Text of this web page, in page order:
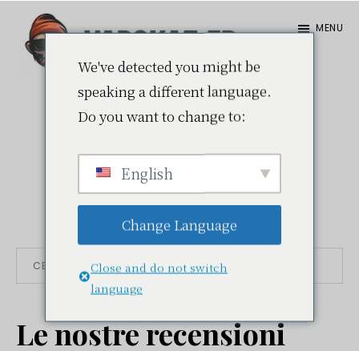
Passa
contenuto
Passa
alla
barra
Vapokaz.com
MENU
Contattaci
Barra
laterale
Cerca
in
sito
Le nostre recensioni
We've detected you might be
speaking a different language.
Do you want to change to:
English
Change Language
Close and do not switch
language